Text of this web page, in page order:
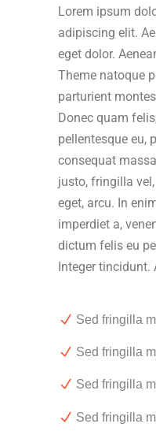
Lorem ipsum
adipiscing elit.
eget dolor.
Theme natoque
parturient
Donec quam
pellentesque eu,
consequat
justo, fringilla
eget, arcu. In
imperdiet a,
dictum felis eu
Integer tincidunt.
Sed fringilla
Sed fringilla
Sed fringilla
Sed fringilla